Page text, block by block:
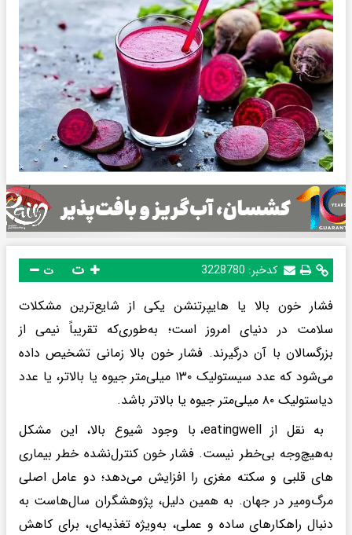
کدخبر: 3228780 ت
فشار خون بالا یا هایپرتنشن یکی از شایع‌ترین مشکلات
سلامت در دنیای امروز است؛ به‌طوری‌که تقریباً نیمی از
بزرگسالان با آن درگیرند. فشار خون بالا زمانی تشخیص داده
می‌شود که عدد سیستولیک ۱۳۰ میلی‌متر جیوه یا بالاتر، یا عدد
دیاستولیک ۸۰ میلی‌متر جیوه یا بالاتر باشد.
به نقل از eatingwell، با وجود شیوع بالا، این مشکل
به‌هیچ‌وجه بی‌خطر نیست. فشار خون کنترل‌نشده خطر بیماری
های قلبی و سکته مغزی را افزایش می‌دهد؛ دو عامل اصلی
مرگ‌ومیر در جهان. به همین دلیل، پژوهشگران سال‌هاست به
دنبال راهکارهای ساده و عملی، به‌ویژه تغذیه‌ای، برای کاهش